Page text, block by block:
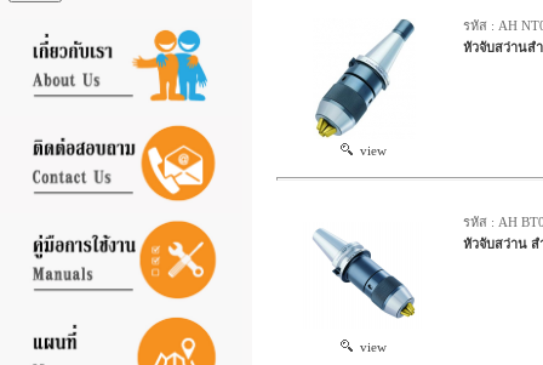
view
รหัส : AH
หัวจับสว่านส
view
รหัส : AH
หัวจับสว่าน ส